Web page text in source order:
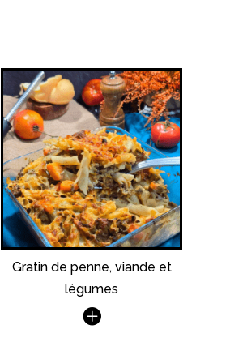
Gratin de penne, viande et
légumes